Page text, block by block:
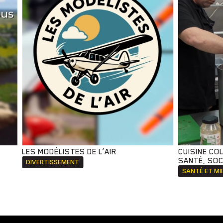
LES MODÉLISTES DE L’AIR
DIVERTISSEMENT
CUISINE
SANTÉ,
SANTÉ ET